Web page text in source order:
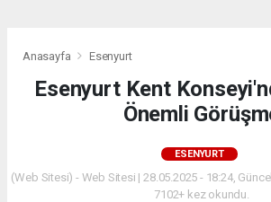
Anasayfa Esenyurt
Esenyurt Kent
Önemli
ESENYURT
(Web Sitesi) - Web Sitesi | 28.05.2025 - 18:24,
7102+ kez okundu.